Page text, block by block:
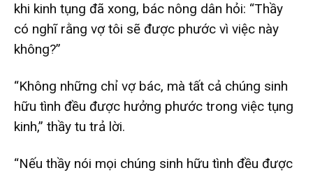
khi kinh tụng đã xong, bác nông dân hỏi: “Thầy
có nghĩ rằng vợ tôi sẽ được phước vì việc này
không?”
“Không những chỉ vợ bác, mà tất cả chúng sinh
hữu tình đều được hưởng phước trong việc tụng
kinh,” thầy tu trả lời.
“Nếu thầy nói mọi chúng sinh hữu tình đều được